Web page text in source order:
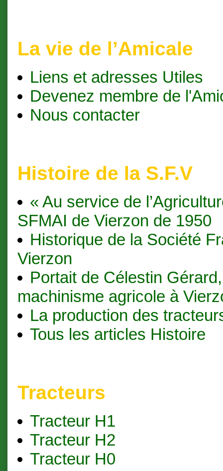
La vie de l’Amicale
Liens et adresses Utiles
Devenez membre de
Nous contacter
Histoire de la S.F.V
« Au service de
SFMAI de Vierzon de 1950
Historique de la Société
Vierzon
Portait de Célestin
machinisme agricole à
La production des
Tous les articles Histoire
Tracteurs
Tracteur H1
Tracteur H2
Tracteur H0